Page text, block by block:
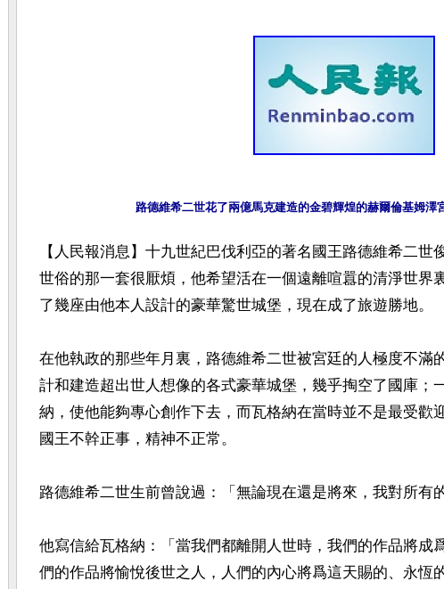
路德維希二世花了兩億馬克建造的金碧輝煌的赫爾倫基姆澤
【人民報消息】十九世紀巴伐利亞的著名國王路德維希二世
世俗的那一套很厭煩，他希望活在一個遠離喧囂的清淨世界
了幾座由他本人設計的豪華驚世城堡，現在成了旅遊勝地。
在他執政的那些年月裏，路德維希二世被宮廷的人極度不滿
計和建造超出世人想像的各式豪華城堡，幾乎掏空了國庫；
納，使他能夠專心創作下去，而瓦格納在當時並不是最受歡
國王不幹正事，精神不正常。
路德維希二世生前曾說過：「無論現在還是將來，我對所有
他寫信給瓦格納：「當我們都離開人世時，我們的作品將成
們的作品將愉悅後世之人，人們的內心將爲這天賜的、永恆